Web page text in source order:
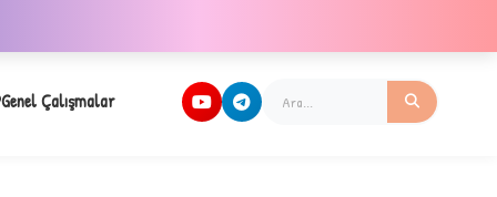
Genel Çalışmalar